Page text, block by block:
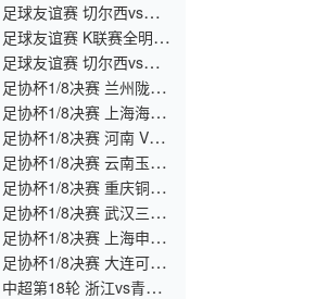
球友谊赛 切尔西vs尤文
球友谊赛 K联赛全明星
球友谊赛 切尔西vs西悉
协杯1/8决赛 兰州陇原
全场录像
协杯1/8决赛 上海海港
录像
协杯1/8决赛 河南 VS
协杯1/8决赛 云南玉昆
像
协杯1/8决赛 重庆铜梁
全场录像
协杯1/8决赛 武汉三镇
像
协杯1/8决赛 上海申花
像
协杯1/8决赛 大连可为
像
超第18轮 浙江vs青岛